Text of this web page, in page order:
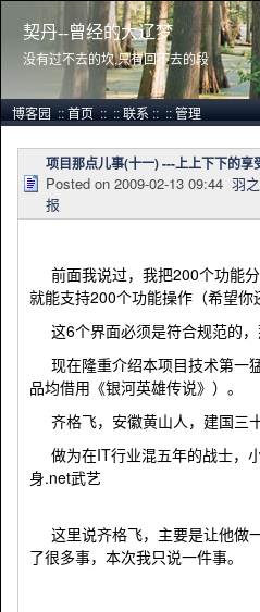
契丹--曾经的大辽梦
没有过不去的坎,只有回不去的段
博客园::首页::::联系::::管理
项目那点儿事(十一) ---上上下下的
Posted on 2009-02-13 09:44 羽之
报
前面我说过，我把200个功能
就能支持200个功能操作（希望你
这6个界面必须是符合规范的，
现在隆重介绍本项目技术第一
品均借用《银河英雄传说》）。
齐格飞，安徽黄山人，建国三
做为在IT行业混五年的战士，
身.net武艺
这里说齐格飞，主要是让他做
了很多事，本次我只说一件事。